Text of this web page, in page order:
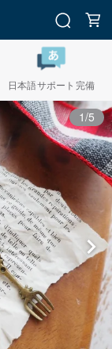
日本語サポート完備
1/5